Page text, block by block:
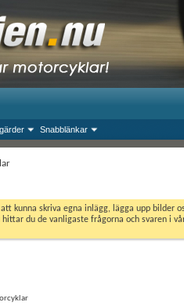
Snabblänkar
kunna skriva egna inlägg, lägga upp
du de vanligaste frågorna och svaren i